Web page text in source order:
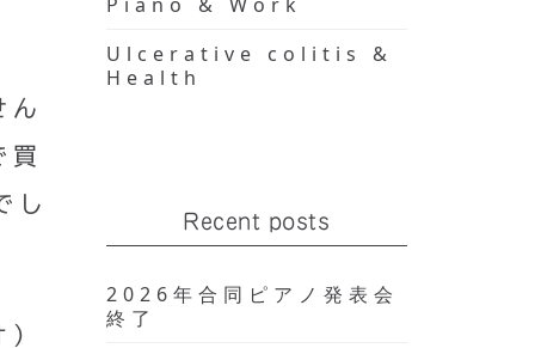
ん
買
し
Ulcerative colitis &
Health
Recent posts
2026年合同ピアノ発表会
終了